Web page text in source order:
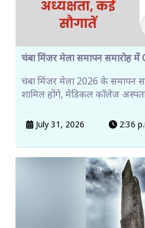
चंबा मिंजर मेला समापन समारोह
चंबा मिंजर मेला 2026 के समापन
शामिल होंगे, मेडिकल कॉलेज
July 31, 2026 2:36